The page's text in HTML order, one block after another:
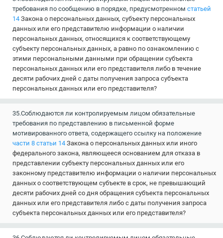
требования по сообщению в порядке, предусмотренном статьей
14 Закона о персональных данных, субъекту персональных
данных или его представителю информации о наличии
персональных данных, относящихся к соответствующему
субъекту персональных данных, а равно по ознакомлению с
этими персональными данными при обращении субъекта
персональных данных или его представителя либо в течение
десяти рабочих дней с даты получения запроса субъекта
персональных данных или его представителя?
35.Соблюдаются ли контролируемым лицом обязательные
требования по представлению в письменной форме
мотивированного ответа, содержащего ссылку на положение
части 8 статьи 14 Закона о персональных данных или иного
федерального закона, являющееся основанием для отказа в
представлении субъекту персональных данных или его
законному представителю информации о наличии персональных
данных о соответствующем субъекте в срок, не превышающий
десяти рабочих дней со дня обращения субъекта персональных
данных или его представителя либо с даты получения запроса
субъекта персональных данных или его представителя?